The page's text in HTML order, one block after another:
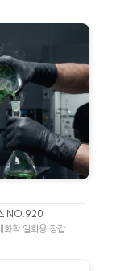
NO.920
학 일회용 장갑